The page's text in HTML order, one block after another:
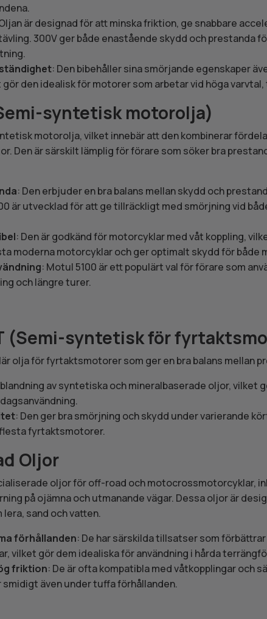
är designad för att minska friktion, ge snabbare
300V ger både enastående skydd och prestanda
: Den bibehåller sina smörjande egenskaper
den idealisk för motorer som arbetar vid höga varvtal,
syntetisk motorolja)
motorolja, vilket innebär att den kombinerar
Den är särskilt lämplig för förare som söker bra
: Den erbjuder en bra balans mellan skydd och
är utvecklad för att ge tillräckligt med smörjning vid
: Den är godkänd för motorcyklar med våt koppling,
moderna motorcyklar och ger optimalt skydd för både
: Motul 5100 är ett populärt val för förare som
och längre turer.
(Semi-syntetisk för
olja för fyrtaktsmotorer som ger en bra balans mellan
blandning av syntetiska och mineralbaserade oljor, vilket
: Den ger bra smörjning och skydd under varierande
fyrtaktsmotorer.
Oljor
oljor för off-road och motocrossmotorcyklar,
på ojämna och utmanande vägar. Dessa oljor är
sand och vatten.
förhållanden: De har särskilda tillsatser som
vilket gör dem idealiska för användning i hårda
friktion: De är ofta kompatibla med våtkopplingar och
även under tuffa förhållanden.